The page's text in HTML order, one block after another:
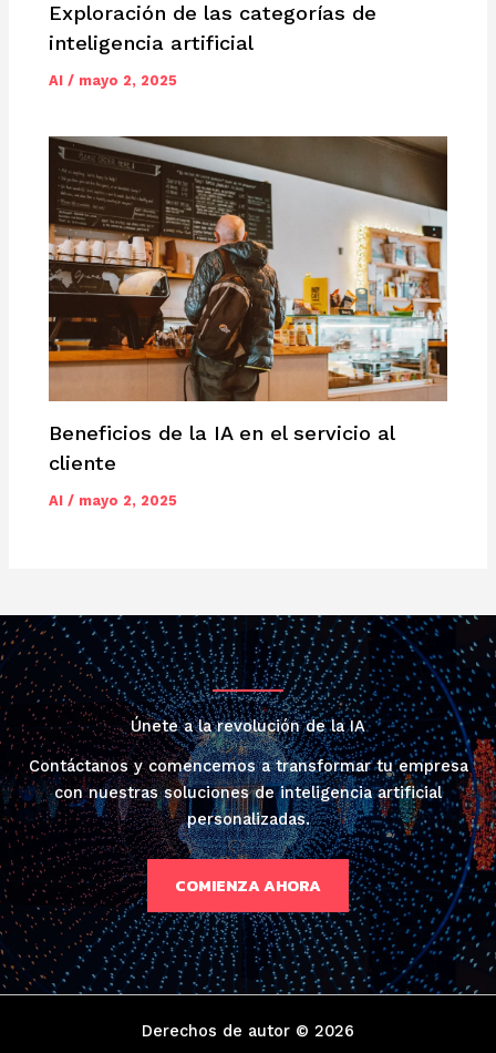
Exploración de las categorías de
inteligencia artificial
AI / mayo 2, 2025
Beneficios de la IA en el servicio al
cliente
AI / mayo 2, 2025
Únete a la revolución de la IA
Contáctanos y comencemos a transformar tu empresa
con nuestras soluciones de inteligencia artificial
personalizadas.
COMIENZA AHORA
Derechos de autor © 2026